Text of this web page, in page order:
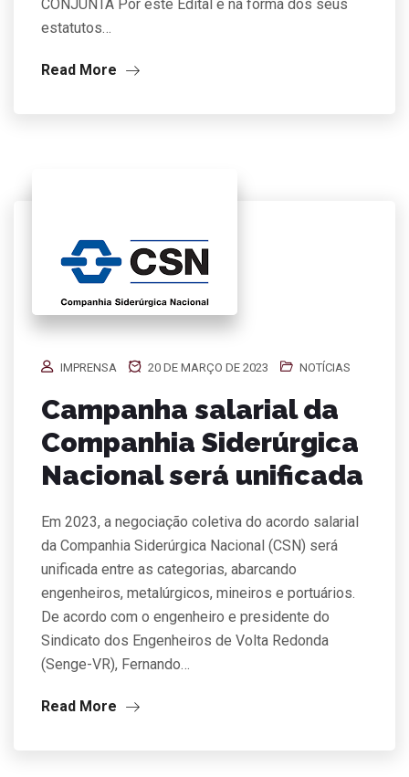
CONJUNTA Por este Edital e na forma dos seus
estatutos…
Read More
IMPRENSA 20 DE MARÇO DE 2023 NOTÍCIAS
Campanha salarial da
Companhia Siderúrgica
Nacional será unificada
Em 2023, a negociação coletiva do acordo salarial
da Companhia Siderúrgica Nacional (CSN) será
unificada entre as categorias, abarcando
engenheiros, metalúrgicos, mineiros e portuários.
De acordo com o engenheiro e presidente do
Sindicato dos Engenheiros de Volta Redonda
(Senge-VR), Fernando…
Read More